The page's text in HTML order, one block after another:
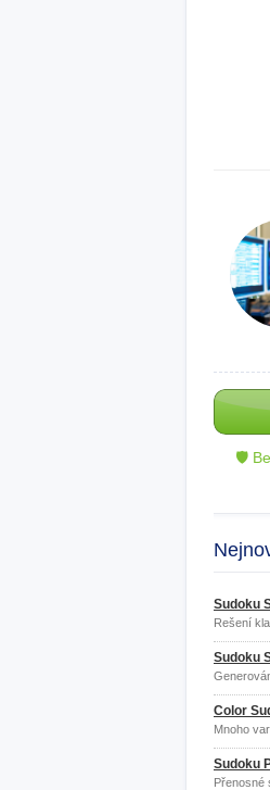
🛡
Sudoku
Řešení
Sudoku
Color
Mnoho
Sudoku
Přenosné